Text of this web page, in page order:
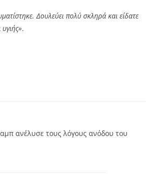
Δουλεύει πολύ σκληρά και είδατε
.
ανέλυσε τους λόγους ανόδου του